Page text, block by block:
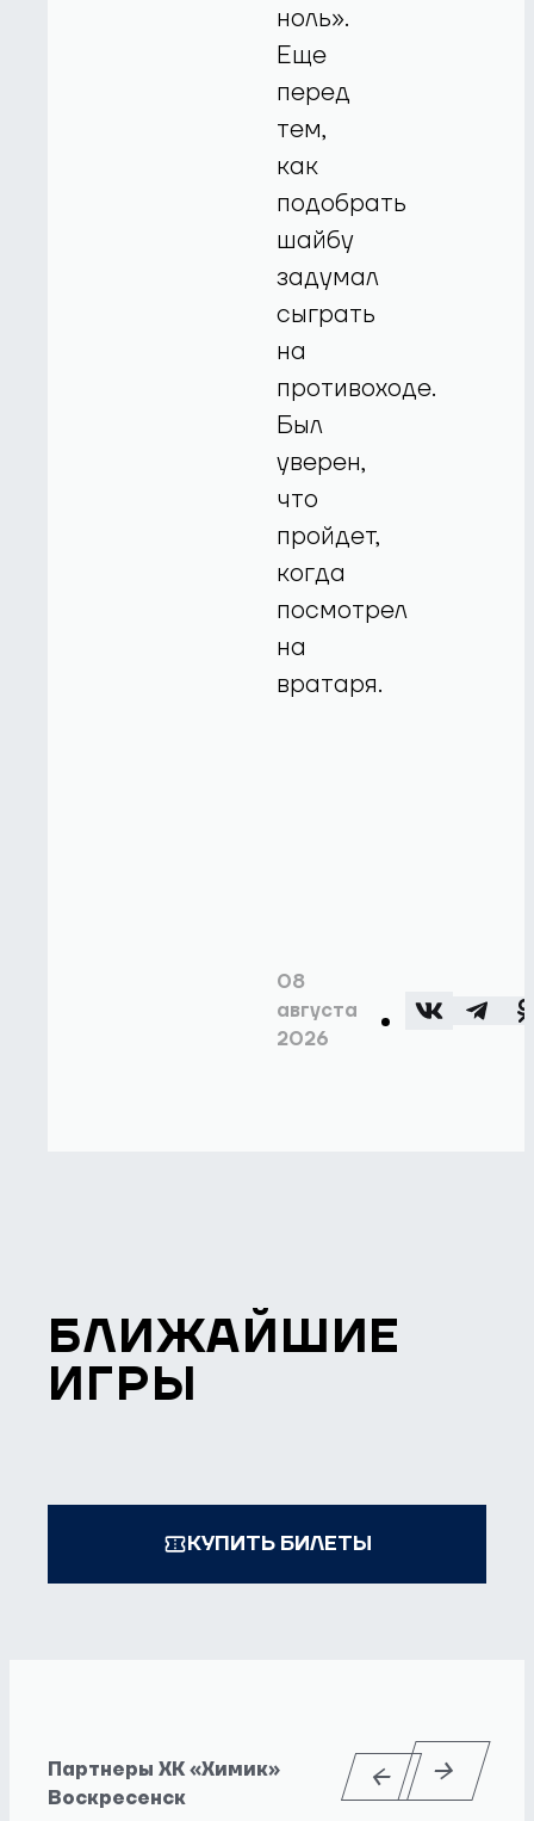
ноль».
Еще
перед
тем,
как
подобрать
шайбу
задумал
сыграть
на
противоходе.
Был
уверен,
что
пройдет,
когда
посмотрел
на
вратаря.
08
августа
2026
БЛИЖАЙШИЕ
ИГРЫ
КУПИТЬ БИЛЕТЫ
Партнеры ХК «Химик»
Воскресенск